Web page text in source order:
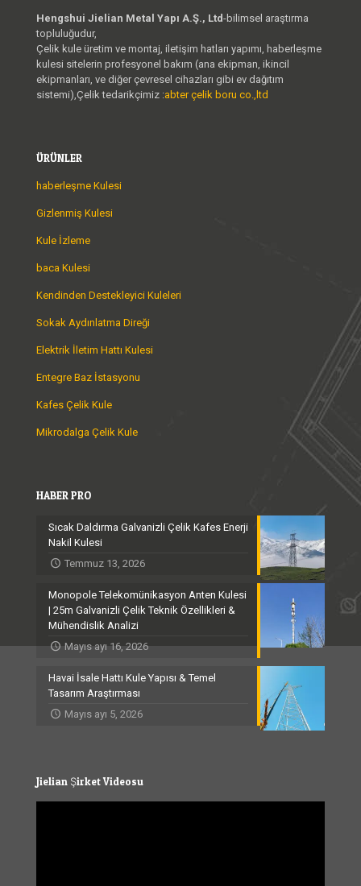
Hengshui Jielian Metal Yapı A.Ş., Ltd-bilimsel araştırma
topluluğudur,
Çelik kule üretim ve montaj, iletişim hatları yapımı, haberleşme
kulesi sitelerin profesyonel bakım (ana ekipman, ikincil
ekipmanları, ve diğer çevresel cihazları gibi ev dağıtım
sistemi),Çelik tedarikçimiz :abter çelik boru co.,ltd
ÜRÜNLER
haberleşme Kulesi
Gizlenmiş Kulesi
Kule İzleme
baca Kulesi
Kendinden Destekleyici Kuleleri
Sokak Aydınlatma Direği
Elektrik İletim Hattı Kulesi
Entegre Baz İstasyonu
Kafes Çelik Kule
Mikrodalga Çelik Kule
HABER PRO
Sıcak Daldırma Galvanizli Çelik Kafes Enerji
Nakil Kulesi
Temmuz 13, 2026
Monopole Telekomünikasyon Anten Kulesi
| 25m Galvanizli Çelik Teknik Özellikleri &
Mühendislik Analizi
Mayıs ayı 16, 2026
Havai İsale Hattı Kule Yapısı & Temel
Tasarım Araştırması
Mayıs ayı 5, 2026
Jielian Şirket Videosu